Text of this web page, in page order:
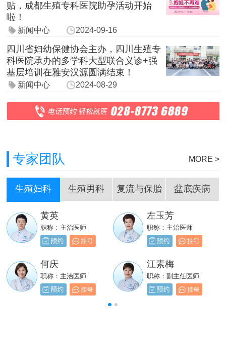
贴，成都生殖专科医院助孕活动开始
啦！
新闻中心 2024-09-16
四川省妇幼保健协会主办，四川生殖专
科医院承办的多学科大型联合义诊+强
基层培训在雅安汉源圆满结束！
新闻中心 2024-08-29
专家团队 MORE >
生殖妇科 生殖男科 复流与保胎 盆底疾病
黄英
职称：主治医师
左玉芳
职称：主治医师
何庆
职称：主治医师
江素梅
职称：副主任医师
刘嵩
职称：主治医师
岳成堂
职称：主治医师
贺必新
职称：主治医师
邓天财
职称：主治医师